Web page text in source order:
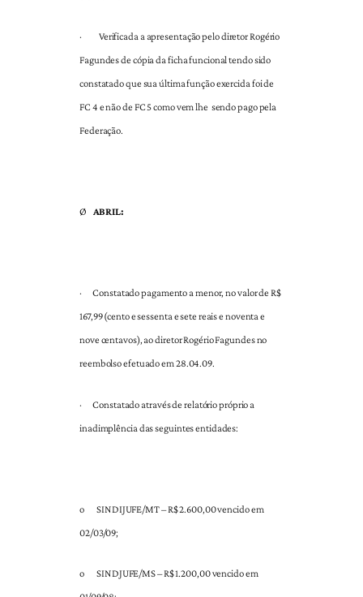
·
Verificada a apresentação pelo diretor Rogério
Fagundes de cópia da ficha funcional tendo sido
constatado que sua última função exercida foi de
FC 4 e não de FC 5 como vem lhe sendo pago pela
Federação.
Ø ABRIL:
·
Constatado pagamento a menor, no valor de R$
167,99 (cento e sessenta e sete reais e noventa e
nove centavos), ao diretor Rogério Fagundes no
reembolso efetuado em 28.04.09.
·
Constatado através de relatório próprio a
inadimplência das seguintes entidades:
o
SINDIJUFE/MT – R$ 2.600,00 vencido em
02/03/09;
o
SINDJUFE/MS – R$ 1.200,00 vencido em